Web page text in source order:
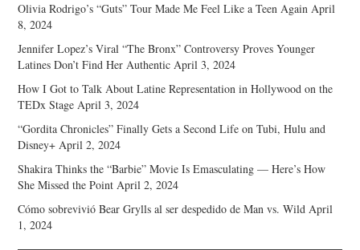
Olivia Rodrigo’s “Guts” Tour Made Me Feel Like a Teen Again April
8, 2024
Jennifer Lopez’s Viral “The Bronx” Controversy Proves Younger
Latines Don’t Find Her Authentic April 3, 2024
How I Got to Talk About Latine Representation in Hollywood on the
TEDx Stage April 3, 2024
“Gordita Chronicles” Finally Gets a Second Life on Tubi, Hulu and
Disney+ April 2, 2024
Shakira Thinks the “Barbie” Movie Is Emasculating — Here’s How
She Missed the Point April 2, 2024
Cómo sobrevivió Bear Grylls al ser despedido de Man vs. Wild April
1, 2024